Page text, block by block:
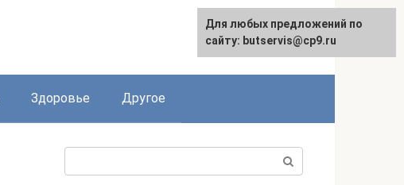
English
Здоровье Другое
Для любых предложений по
сайту: butservis@cp9.ru